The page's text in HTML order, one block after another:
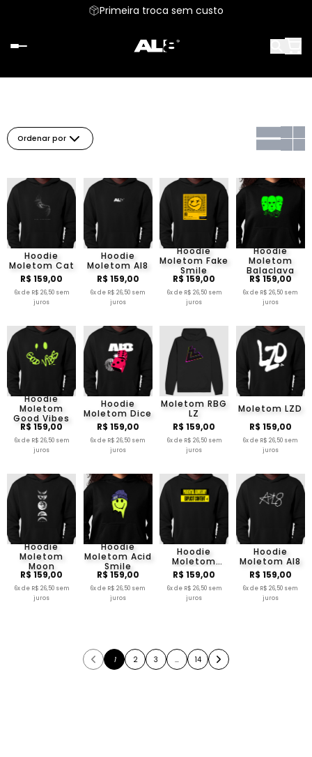
Primeira troca sem custo
Ordenar por
Hoodie
Moletom Cat
R$ 159,00
6x de R$ 26,50 sem
juros
Hoodie
Moletom Al8
R$ 159,00
6x de R$ 26,50 sem
juros
Hoodie
Moletom Fake
Smile
R$ 159,00
6x de R$ 26,50 sem
juros
Hoodie
Moletom
Balaclava
R$ 159,00
6x de R$ 26,50 sem
juros
Hoodie
Moletom
Good Vibes
R$ 159,00
6x de R$ 26,50 sem
juros
Hoodie
Moletom Dice
R$ 159,00
6x de R$ 26,50 sem
juros
Moletom RBG
LZ
R$ 159,00
6x de R$ 26,50 sem
juros
Moletom LZD
R$ 159,00
6x de R$ 26,50 sem
juros
Hoodie
Moletom
Moon
R$ 159,00
6x de R$ 26,50 sem
juros
Hoodie
Moletom Acid
Smile
R$ 159,00
6x de R$ 26,50 sem
juros
Hoodie
Moletom
Explicit
Content
R$ 159,00
6x de R$ 26,50 sem
juros
Hoodie
Moletom Al8
R$ 159,00
6x de R$ 26,50 sem
juros
1 2 3 … 14